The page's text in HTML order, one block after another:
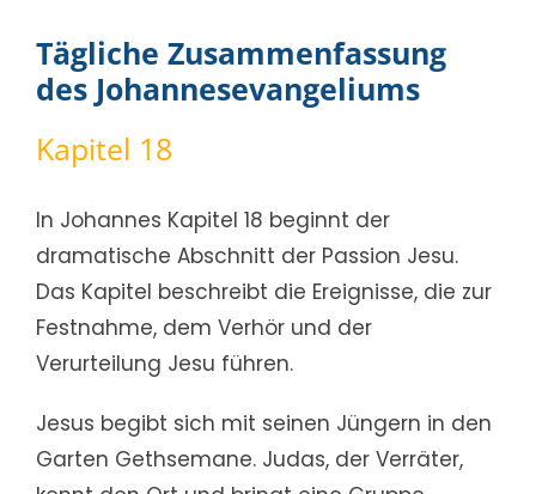
Tägliche Zusammenfassung
des Johannesevangeliums
Kapitel 18
In Johannes Kapitel 18 beginnt der
dramatische Abschnitt der Passion Jesu.
Das Kapitel beschreibt die Ereignisse, die zur
Festnahme, dem Verhör und der
Verurteilung Jesu führen.
Jesus begibt sich mit seinen Jüngern in den
Garten Gethsemane. Judas, der Verräter,